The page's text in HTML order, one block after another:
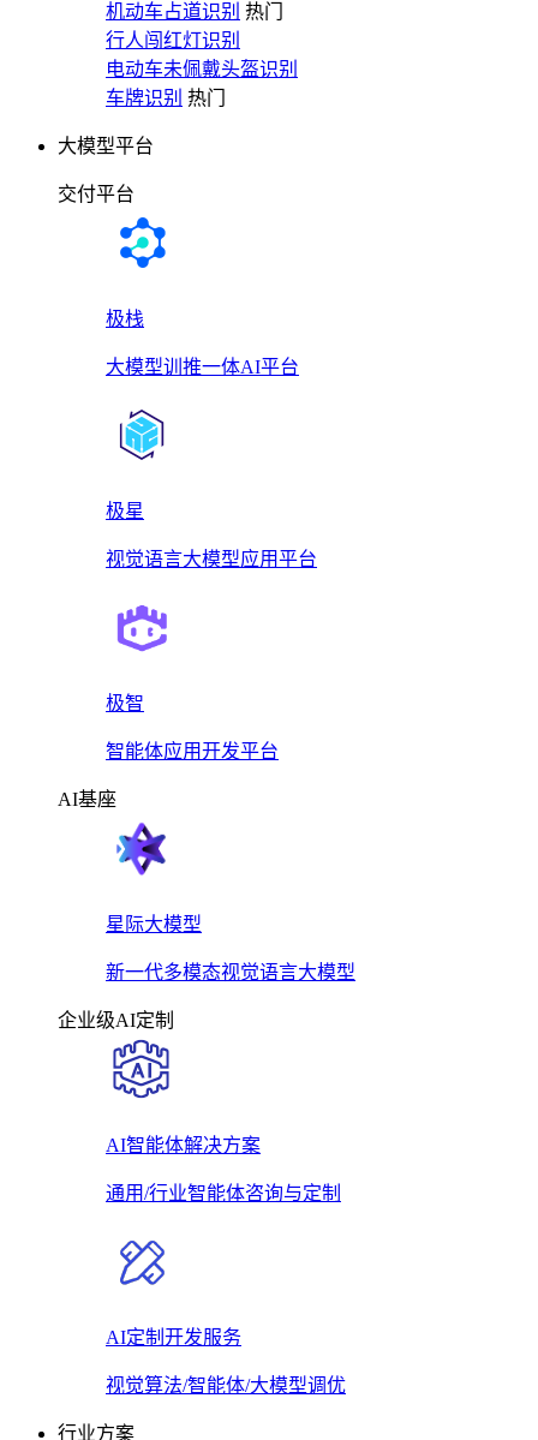
机动车占道识别 热门
行人闯红灯识别
电动车未佩戴头盔识别
车牌识别 热门
大模型平台
交付平台
极栈
大模型训推一体AI平台
极星
视觉语言大模型应用平台
极智
智能体应用开发平台
AI基座
星际大模型
新一代多模态视觉语言大模型
企业级AI定制
AI智能体解决方案
通用/行业智能体咨询与定制
AI定制开发服务
视觉算法/智能体/大模型调优
行业方案